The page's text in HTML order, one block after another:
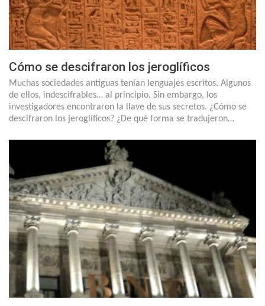
Cómo se descifraron los jeroglíficos
Muchas sociedades antiguas tenían lenguajes escritos. Algunos
de ellos, indescifrables… al principio. Sin embargo, los
investigadores encontraron la llave de sus secretos. ¿Cómo se
descifraron los jeroglíficos? ¿De qué forma se tradujeron…